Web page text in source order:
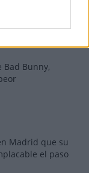
Bad Bunny,
Madrid que su
el paso